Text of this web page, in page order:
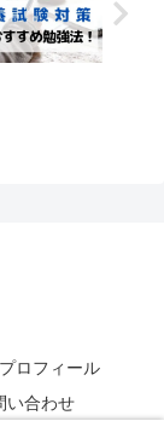
ロフィール
い合わせ